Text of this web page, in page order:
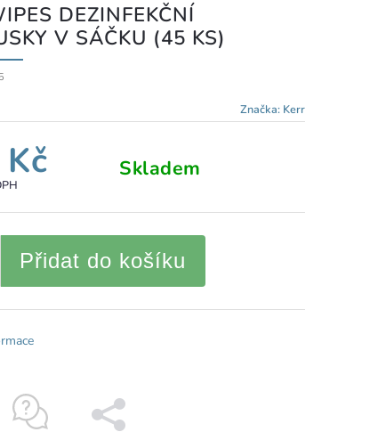
DEZINFEKČNÍ
V SÁČKU (45 KS)
Značka: Kerr
Skladem
Přidat do košíku